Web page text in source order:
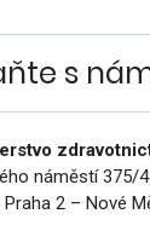
s
náměstí 375/4
Praha 2 – Nové